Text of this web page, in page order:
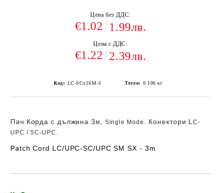
Цена без ДДС:
€1.02 1.99лв.
Цена с ДДС:
€1.22 2.39лв.
Код: LC-SCx1SM-3 Тегло: 0.100 кг
Пач Корда с дължина 3м Single Mode . Конектори LC-
UPC / SC-UPC
Patch Cord LC/UPC-SC/UPC SM SX - 3m